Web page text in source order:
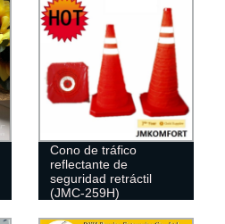
Cono de tráfico
reflectante de
seguridad retráctil
(JMC-259H)